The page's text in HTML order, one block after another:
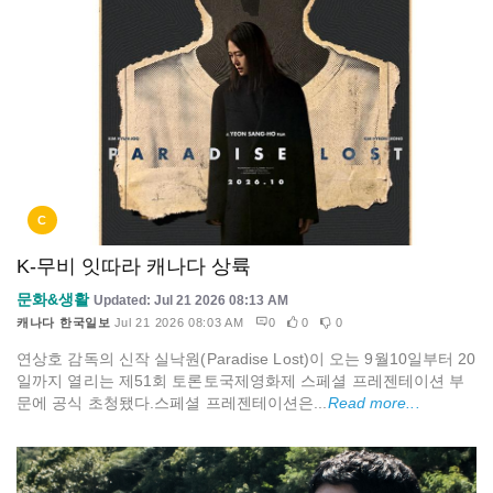
C
K-무비 잇따라 캐나다 상륙
문화&생활 Updated: Jul 21 2026 08:13 AM
캐나다 한국일보 Jul 21 2026 08:03 AM 0 0 0
연상호 감독의 신작 실낙원(Paradise Lost)이 오는 9월10일부터 20
일까지 열리는 제51회 토론토국제영화제 스페셜 프레젠테이션 부
문에 공식 초청됐다.스페셜 프레젠테이션은... Read more...